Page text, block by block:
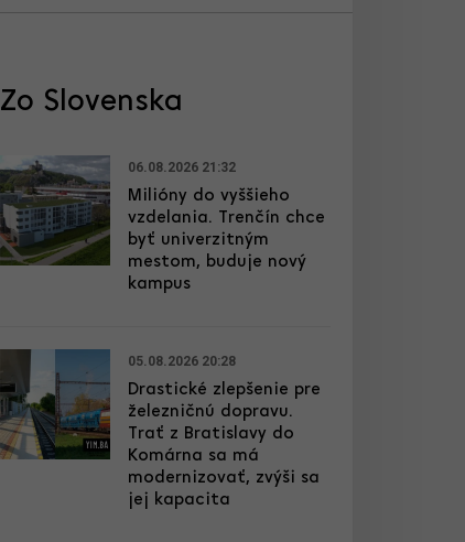
Zo Slovenska
06.08.2026 21:32
Milióny do vyššieho
vzdelania. Trenčín chce
byť univerzitným
mestom, buduje nový
kampus
05.08.2026 20:28
Drastické zlepšenie pre
železničnú dopravu.
Trať z Bratislavy do
Komárna sa má
modernizovať, zvýši sa
jej kapacita